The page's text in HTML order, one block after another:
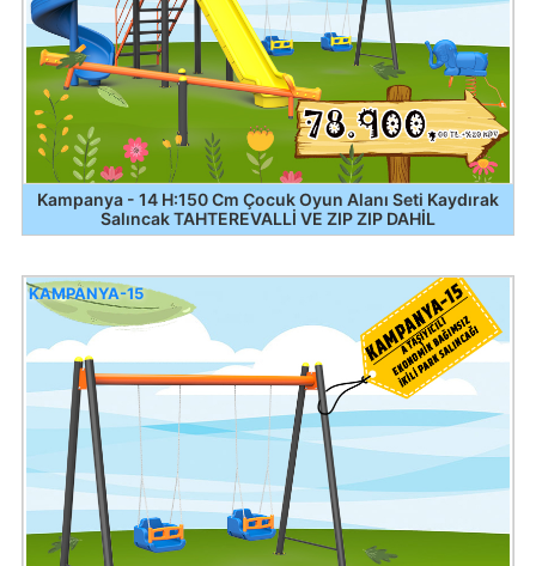
Kampanya - 14 H:150 Cm Çocuk Oyun Alanı Seti Kaydırak
Salıncak TAHTEREVALLİ VE ZIP ZIP DAHİL
KAMPANYA-15